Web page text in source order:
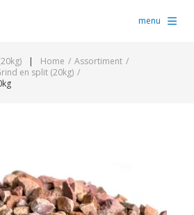
menu
Home / Assortiment /
en split (20kg) /